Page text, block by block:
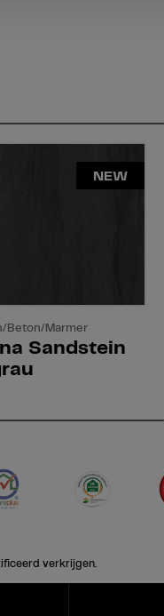
NEW
Beton/Marmer
Sandstein
verkrijgen.